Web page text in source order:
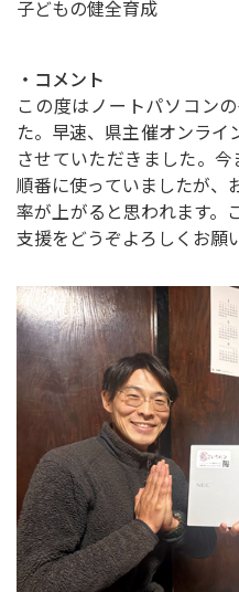
子どもの健全育成
・コメント
この度はノートパソコン
た。早速、県主催オンラ
させていただきました。
順番に使っていましたが、
率が上がると思われます。
支援をどうぞよろしくお願